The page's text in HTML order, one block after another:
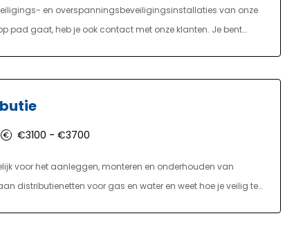
en overspanningsbeveiligingsinstallaties van onze
pad gaat, heb je ook contact met onze klanten. Je bent
bliksembeveiliging kom je overal. Daardoor is je werk altijd
€3100 - €3700
voor het aanleggen, monteren en onderhouden van
distributienetten voor gas en water en weet hoe je veilig te